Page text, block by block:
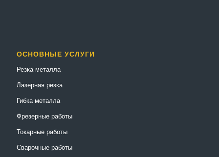
ОСНОВНЫЕ УСЛУГИ
Резка металла
Лазерная резка
Гибка металла
Фрезерные работы
Токарные работы
Сварочные работы